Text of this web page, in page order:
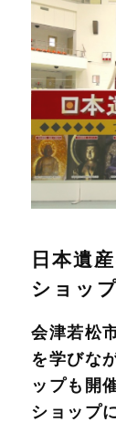
日本遺
ショッ
会津若松
を学びな
ップも開
ショップ